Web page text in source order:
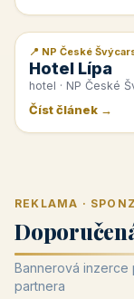
📰 PR článek
📍 NP České
Hotel Lípa
hotel · NP České
Číst článek →
REKLAMA ·
Bannerová
partnera